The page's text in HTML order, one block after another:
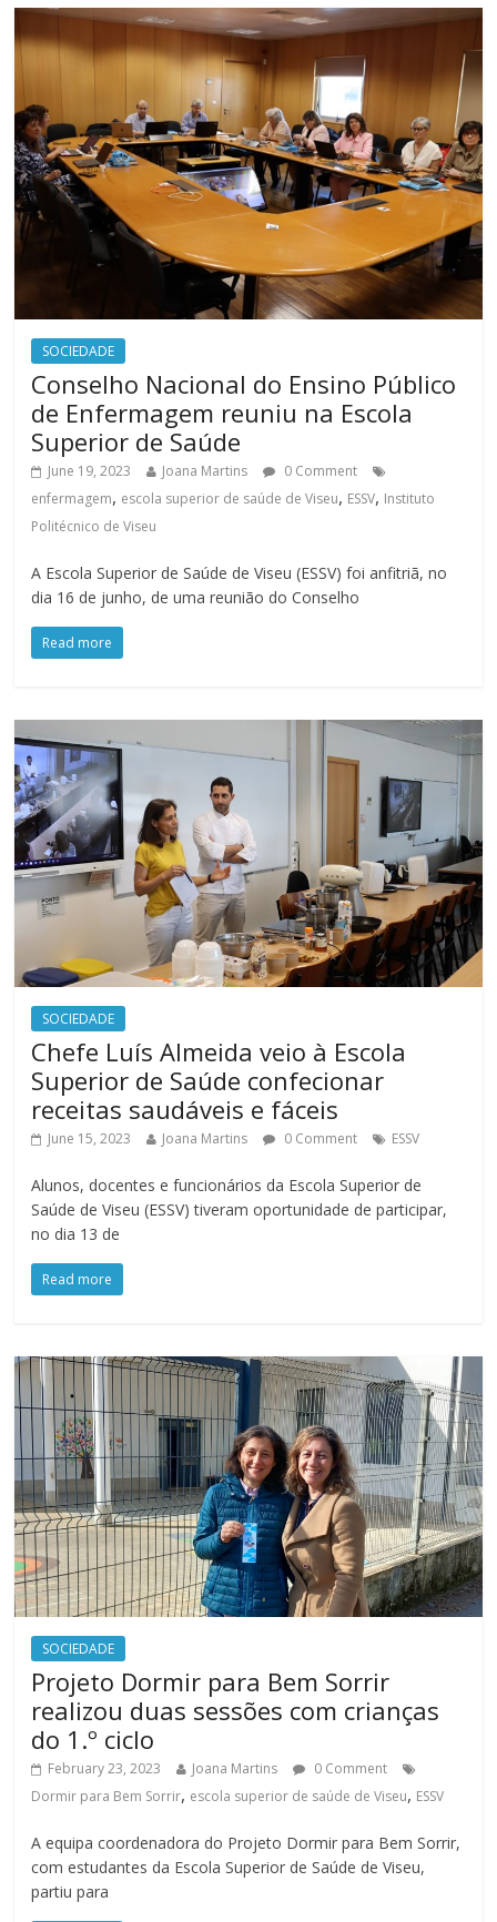
SOCIEDADE
Conselho Nacional do Ensino Público
de Enfermagem reuniu na Escola
Superior de Saúde
June 19, 2023 Joana Martins
0 Comment
enfermagem, escola superior de saúde de Viseu, ESSV, Instituto
Politécnico de Viseu
A Escola Superior de Saúde de Viseu (ESSV) foi anfitriã, no
dia 16 de junho, de uma reunião do Conselho
Read more
SOCIEDADE
Chefe Luís Almeida veio à Escola
Superior de Saúde confecionar
receitas saudáveis e fáceis
June 15, 2023 Joana Martins 0 Comment ESSV
Alunos, docentes e funcionários da Escola Superior de
Saúde de Viseu (ESSV) tiveram oportunidade de participar,
no dia 13 de
Read more
SOCIEDADE
Projeto Dormir para Bem Sorrir
realizou duas sessões com crianças
do 1.º ciclo
February 23, 2023 Joana Martins
0 Comment
Dormir para Bem Sorrir, escola superior de saúde de Viseu, ESSV
A equipa coordenadora do Projeto Dormir para Bem Sorrir,
com estudantes da Escola Superior de Saúde de Viseu,
partiu para